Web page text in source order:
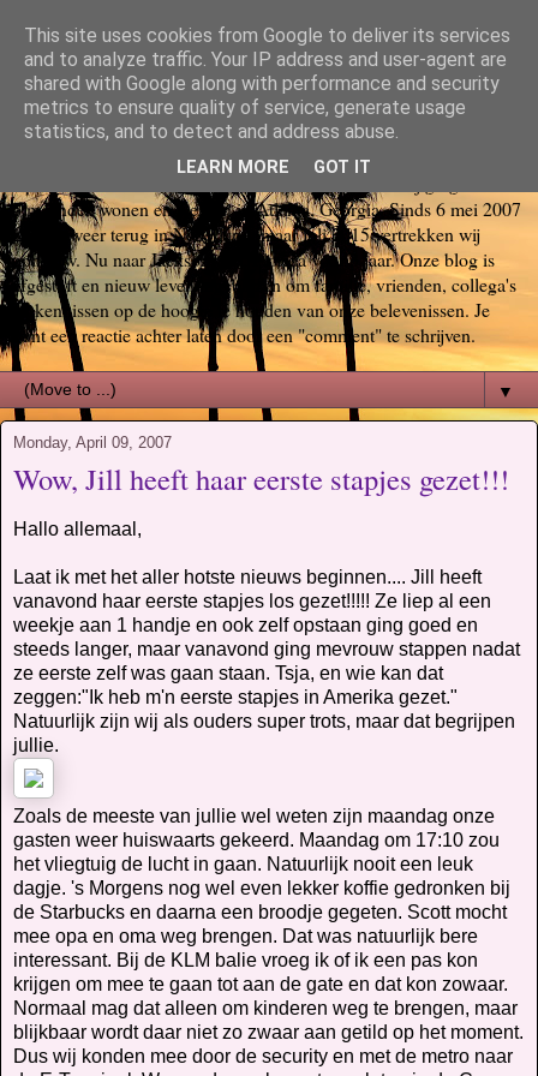
Bas, Sabina, Scott en Jill go
again USA
6 maanden wonen en werken in Atlanta, Georgia. Sinds 6 mei 2007
zijn we weer terug in Nederland, maar juli 2015 vertrekken wij
opnieuw. Nu naar Jacksonville, Florida voor 3 jaar. Onze blog is
afgestoft en nieuw leven ingeblazen om familie, vrienden, collega's
en kennissen op de hoogte te houden van onze belevenissen. Je
kunt een reactie achter laten door een "comment" te schrijven.
▼
Monday, April 09, 2007
Wow, Jill heeft haar eerste stapjes gezet!!!
Hallo allemaal,
Laat ik met het aller hotste nieuws beginnen.... Jill heeft
vanavond haar eerste stapjes los gezet!!!!! Ze liep al een
weekje aan 1 handje en ook zelf opstaan ging goed en
steeds langer, maar vanavond ging mevrouw stappen nadat
ze eerste zelf was gaan staan. Tsja, en wie kan dat
zeggen:"Ik heb m'n eerste stapjes in Amerika gezet."
Natuurlijk zijn wij als ouders super trots, maar dat begrijpen
jullie.
Zoals de meeste van jullie wel weten zijn maandag onze
gasten weer huiswaarts gekeerd. Maandag om 17:10 zou
het vliegtuig de lucht in gaan. Natuurlijk nooit een leuk
dagje. 's Morgens nog wel even lekker koffie gedronken bij
de Starbucks en daarna een broodje gegeten. Scott mocht
mee opa en oma weg brengen. Dat was natuurlijk bere
interessant. Bij de KLM balie vroeg ik of ik een pas kon
krijgen om mee te gaan tot aan de gate en dat kon zowaar.
Normaal mag dat alleen om kinderen weg te brengen, maar
blijkbaar wordt daar niet zo zwaar aan getild op het moment.
Dus wij konden mee door de security en met de metro naar
This site uses cookies from Google to deliver its services
and to analyze traffic. Your IP address and user-agent are
shared with Google along with performance and security
metrics to ensure quality of service, generate usage
statistics, and to detect and address abuse.
LEARN MORE GOT IT